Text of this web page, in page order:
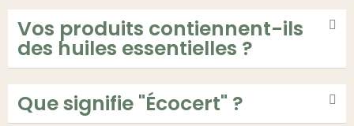
Vos produits contiennent-ils
des huiles essentielles ?
Que signifie "Écocert" ?